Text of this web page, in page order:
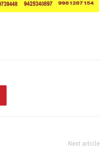
Next article